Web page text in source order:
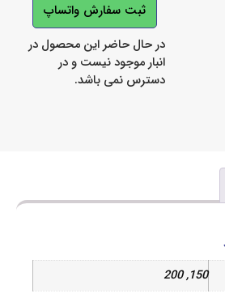
ثبت سفارش واتساپ
در حال حاضر این محصول در
انبار موجود نیست و در
دسترس نمی باشد.